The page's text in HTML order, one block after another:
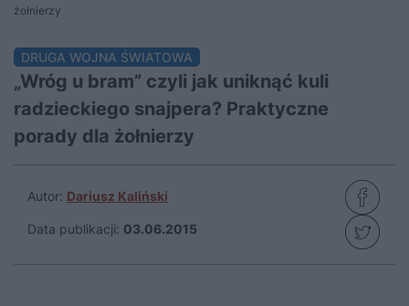
żołnierzy
DRUGA WOJNA ŚWIATOWA
„Wróg u bram” czyli jak uniknąć kuli
radzieckiego snajpera? Praktyczne
porady dla żołnierzy
Autor: Dariusz Kaliński
Data publikacji: 03.06.2015